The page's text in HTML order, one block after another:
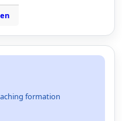
formation